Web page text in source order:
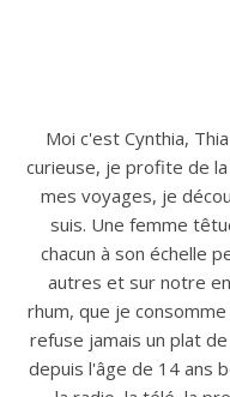
Moi c'est Cynthia,
curieuse, je profite de
mes voyages, je
suis. Une femme
chacun à son échelle
autres et sur notre
rhum, que je
refuse jamais un plat
depuis l'âge de 14 ans